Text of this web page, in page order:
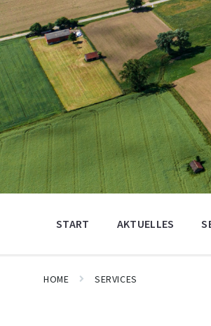
START AKTUELLES
HOME SERVICES